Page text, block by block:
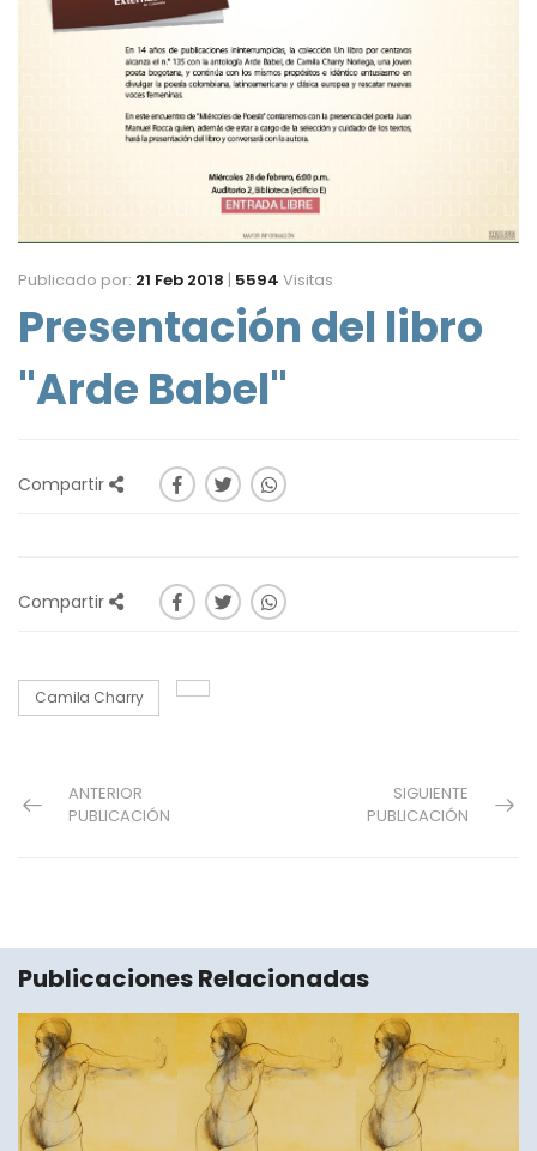
Publicado por: 21 Feb 2018 | 5594 Visitas
Presentación del libro
"Arde Babel"
Compartir
Compartir
Camila Charry
ANTERIOR
PUBLICACIÓN
SIGUIENTE
PUBLICACIÓN
Publicaciones Relacionadas